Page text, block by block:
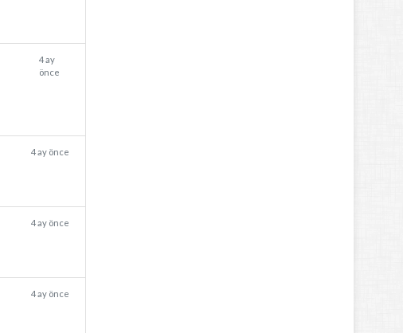
4 ay
önce
4 ay önce
4 ay önce
4 ay önce